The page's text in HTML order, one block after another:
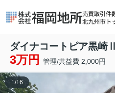
売買取引件
北九州市ト
ダイナコートピア黒崎Ⅱ
3万円 管理/共益費 2,000円
1/16